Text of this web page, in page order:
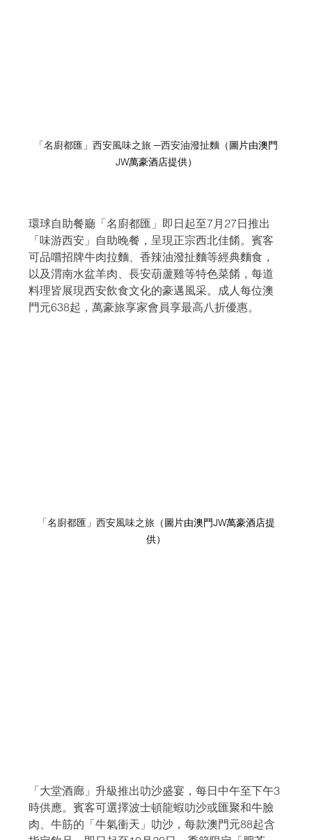
「名廚都匯」西安風味之旅 ─西安油潑扯麵 （圖片由澳門
JW萬豪酒店提供）
環球自助餐廳「名廚都匯」即日起至7月27日推出
「味游西安」自助晚餐，呈現正宗西北佳餚。賓客
可品嚐招牌牛肉拉麵、香辣油潑扯麵等經典麵食，
以及渭南水盆羊肉、長安葫蘆雞等特色菜餚，每道
料理皆展現西安飲食文化的豪邁風采。成人每位澳
門元638起，萬豪旅享家會員享最高八折優惠。
「名廚都匯」西安風味之旅 （圖片由澳門JW萬豪酒店提
供）
「大堂酒廊」升級推出叻沙盛宴，每日中午至下午3
時供應。賓客可選擇波士頓龍蝦叻沙或匯聚和牛臉
肉、牛筋的「牛氣衝天」叻沙，每款澳門元88起含